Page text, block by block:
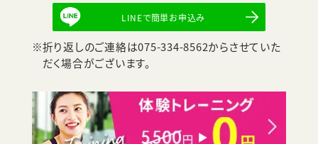
LINEで簡単お申込み
折り返しのご連絡は075-334-8562からさせていた
だく場合がございます。